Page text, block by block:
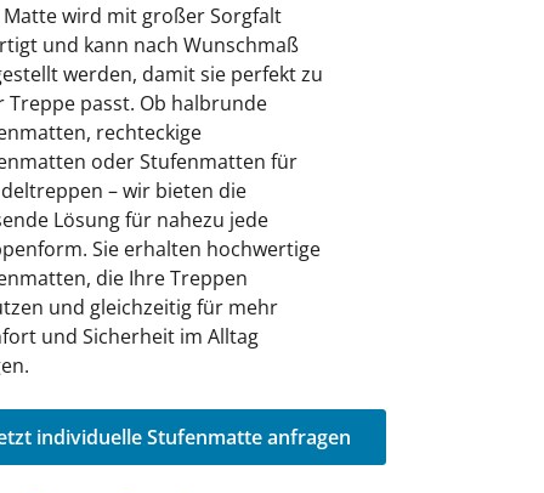
Matte wird mit großer Sorgfalt
und kann nach Wunschmaß
werden, damit sie perfekt zu
Treppe passt. Ob halbrunde
rechteckige
oder Stufenmatten für
– wir bieten die
Lösung für nahezu jede
Sie erhalten hochwertige
die Ihre Treppen
und gleichzeitig für mehr
und Sicherheit im Alltag
individuelle Stufenmatte anfragen